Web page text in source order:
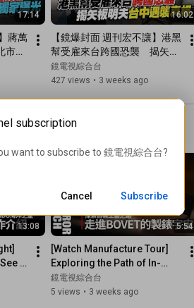
17:14
蔣萬
市惡
｜
鏡
16:02
【鏡爆封面 週刊宏不讓】港黑
幫受雇來台跨國恐襲　揭矢板
明夫台中遇襲真相｜林俊宏X
吳明曄｜鏡爆點｜鏡新聞Ｘ鏡
鏡電視綜合台
427 views • 3 weeks ago
13:08 5:54
[Watch Manufacture Tour]
Exploring the Path of In-
House Craftsmanship!
Stepping into the
鏡電視綜合台
5 views • 3 weeks ago
subscription
want to subscribe to 鏡電視綜合台?
Cancel Subscribe